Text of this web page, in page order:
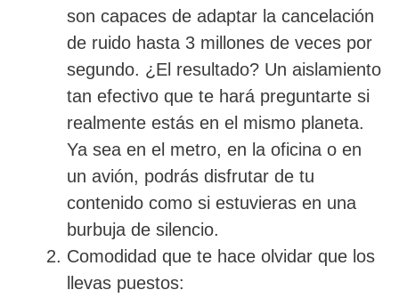
son capaces de adaptar la cancelación
de ruido hasta 3 millones de veces por
segundo. ¿El resultado? Un aislamiento
tan efectivo que te hará preguntarte si
realmente estás en el mismo planeta.
Ya sea en el metro, en la oficina o en
un avión, podrás disfrutar de tu
contenido como si estuvieras en una
burbuja de silencio.
Comodidad que te hace olvidar que los
llevas puestos: